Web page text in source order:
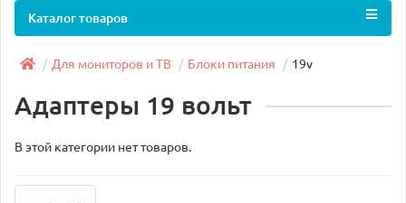
Каталог товаров
Для мониторов и ТВ Блоки питания 19v
Адаптеры 19 вольт
В этой категории нет товаров.